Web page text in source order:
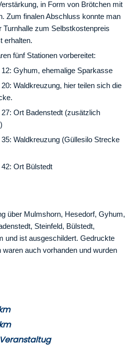
in Form von Brötchen mit
Zum finalen Abschluss konnte man
Turnhalle zum Selbstkostenpreis
erhalten.
fünf Stationen vorbereitet:
Gyhum, ehemalige Sparkasse
Waldkreuzung, hier teilen sich die
Ort Badenstedt (zusätzlich
Waldkreuzung (Güllesilo Strecke
Ort Bülstedt
über Mulmshorn, Hesedorf, Gyhum,
Steinfeld, Bülstedt,
und ist ausgeschildert. Gedruckte
waren auch vorhanden und wurden